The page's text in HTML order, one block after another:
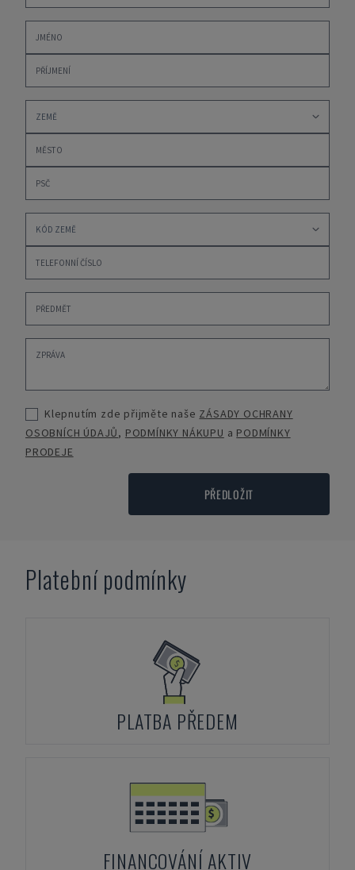
Klepnutím zde přijměte naše ZÁSADY OCHRANY
OSOBNÍCH ÚDAJŮ, PODMÍNKY NÁKUPU a PODMÍNKY
PRODEJE
PŘEDLOŽIT
Platební podmínky
PLATBA PŘEDEM
FINANCOVÁNÍ AKTIV